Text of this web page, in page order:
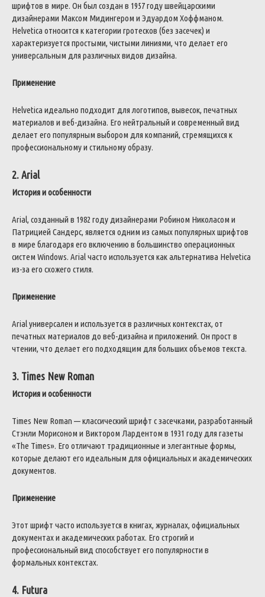
шрифтов в мире. Он был создан в 1957 году швейцарскими
дизайнерами Максом Мидингером и Эдуардом Хоффманом.
Helvetica относится к категории гротесков (без засечек) и
характеризуется простыми, чистыми линиями, что делает его
универсальным для различных видов дизайна.
Применение
Helvetica идеально подходит для логотипов, вывесок, печатных
материалов и веб-дизайна. Его нейтральный и современный вид
делает его популярным выбором для компаний, стремящихся к
профессиональному и стильному образу.
2. Arial
История и особенности
Arial, созданный в 1982 году дизайнерами Робином Николасом и
Патрицией Сандерс, является одним из самых популярных шрифтов
в мире благодаря его включению в большинство операционных
систем Windows. Arial часто используется как альтернатива Helvetica
из-за его схожего стиля.
Применение
Arial универсален и используется в различных контекстах, от
печатных материалов до веб-дизайна и приложений. Он прост в
чтении, что делает его подходящим для больших объемов текста.
3. Times New Roman
История и особенности
Times New Roman — классический шрифт с засечками, разработанный
Стэнли Морисоном и Виктором Лардентом в 1931 году для газеты
«The Times». Его отличают традиционные и элегантные формы,
которые делают его идеальным для официальных и академических
документов.
Применение
Этот шрифт часто используется в книгах, журналах, официальных
документах и академических работах. Его строгий и
профессиональный вид способствует его популярности в
формальных контекстах.
4. Futura